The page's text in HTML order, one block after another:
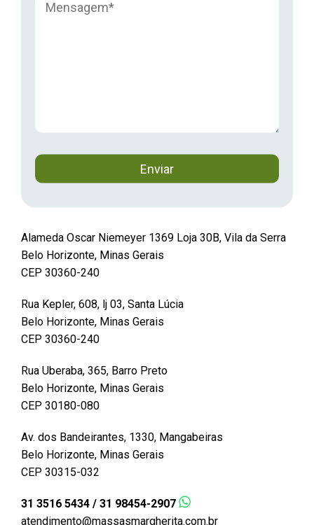
Alameda Oscar Niemeyer 1369 Loja 30B, Vila da Serra
Belo Horizonte, Minas Gerais
CEP 30360-240
Rua Kepler, 608, lj 03, Santa Lúcia
Belo Horizonte, Minas Gerais
CEP 30360-240
Rua Uberaba, 365, Barro Preto
Belo Horizonte, Minas Gerais
CEP 30180-080
Av. dos Bandeirantes, 1330, Mangabeiras
Belo Horizonte, Minas Gerais
CEP 30315-032
31 3516 5434 / 31 98454-2907
atendimento@massasmargherita.com.br